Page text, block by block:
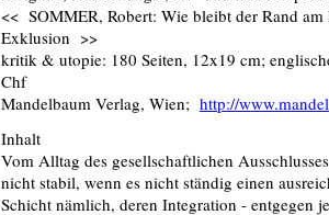
<< SOMMER, Robert: Wie bleibt der Rand
Exklusion >>
kritik & utopie: 180 Seiten, 12x19 cm;
Chf
Mandelbaum Verlag, Wien; http://
Inhalt
Vom Alltag des gesellschaftlichen
nicht stabil, wenn es nicht ständig einen
Schicht nämlich, deren Integration - entgegen